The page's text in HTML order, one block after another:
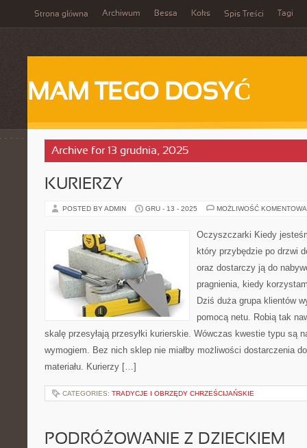
Strona główna Archiwum Bessa Koks Spis Treści Tagi
MAM TEGO DOSYĆ
Archive for 13 grudnia, 2025
KURIERZY
POSTED BY ADMIN GRU - 13 - 2025 MOŻLIWOŚĆ
Oczyszczarki Kiedy
który przybędzie po drzwi
oraz dostarczy ją do
pragnienia, kiedy
Dziś duża grupa klientów
pomocą netu. Robią tak
skalę przesyłają przesyłki kurierskie. Wówczas kwestie typu są
wymogiem. Bez nich sklep nie miałby możliwości dostarczenia
materiału. Kurierzy […]
CATEGORIES: TRADYCJE I OBRZĘDY CHRZEŚCIJAŃSKIE
PODRÓŻOWANIE Z DZIECKIEM